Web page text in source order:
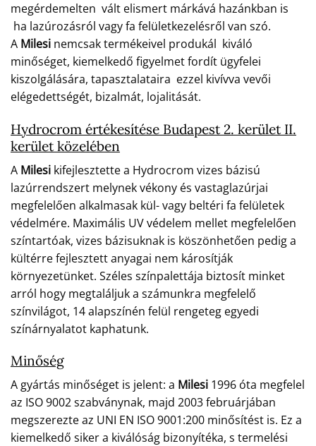
megérdemelten vált elismert márkává hazánkban is
ha lazúrozásról vagy fa felületkezelésről van szó.
A Milesi nemcsak termékeivel produkál kiváló
minőséget, kiemelkedő figyelmet fordít ügyfelei
kiszolgálására, tapasztalataira ezzel kivívva vevői
elégedettségét, bizalmát, lojalitását.
Hydrocrom értékesítése Budapest 2. kerület II.
kerület közelében
A Milesi kifejlesztette a Hydrocrom vizes bázisú
lazúrrendszert melynek vékony és vastaglazúrjai
megfelelően alkalmasak kül- vagy beltéri fa felületek
védelmére. Maximális UV védelem mellet megfelelően
színtartóak, vizes bázisuknak is köszönhetően pedig a
kültérre fejlesztett anyagai nem károsítják
környezetünket. Széles színpalettája biztosít minket
arról hogy megtaláljuk a számunkra megfelelő
színvilágot, 14 alapszínén felül rengeteg egyedi
színárnyalatot kaphatunk.
Minőség
A gyártás minőséget is jelent: a Milesi 1996 óta megfelel
az ISO 9002 szabványnak, majd 2003 februárjában
megszerezte az UNI EN ISO 9001:200 minősítést is. Ez a
kiemelkedő siker a kiválóság bizonyítéka, s termelési